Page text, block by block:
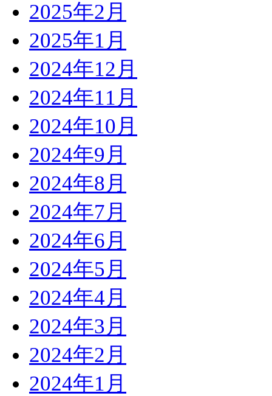
2025年2月
2025年1月
2024年12月
2024年11月
2024年10月
2024年9月
2024年8月
2024年7月
2024年6月
2024年5月
2024年4月
2024年3月
2024年2月
2024年1月